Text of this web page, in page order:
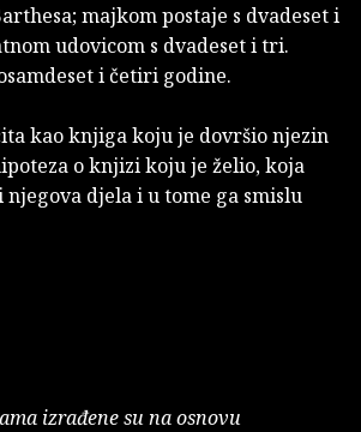
majkom postaje s dva­deset i
udovicom s dvadeset i tri.
i četiri godine.
kao knjiga koju je dovršio njezin
o knjizi koju je želio, koja
djela i u tome ga smislu
izrađene su na osnovu